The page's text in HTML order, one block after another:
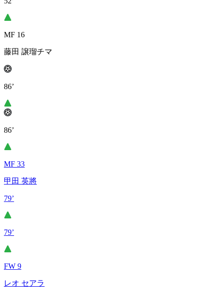
MF 16
藤田 譲瑠チマ
86’
86’
MF 33
甲田 英將
79’
79’
FW 9
レオ セアラ